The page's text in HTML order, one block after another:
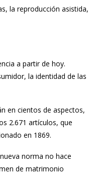
la reproducción asistida,
a partir de hoy.
la identidad de las
en cientos de aspectos,
2.671 artículos, que
en 1869.
norma no hace
de matrimonio